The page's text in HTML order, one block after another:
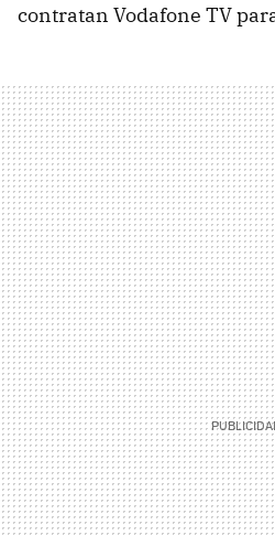
contratan Vodafone TV